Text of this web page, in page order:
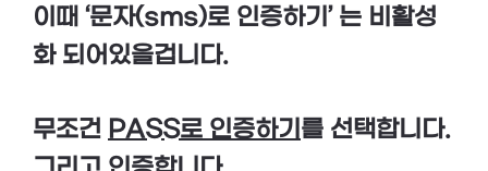
이때 ‘문자(sms)로 인증하기’ 는 비활성
화 되어있을겁니다.
무조건 PASS로 인증하기 를 선택합니다.